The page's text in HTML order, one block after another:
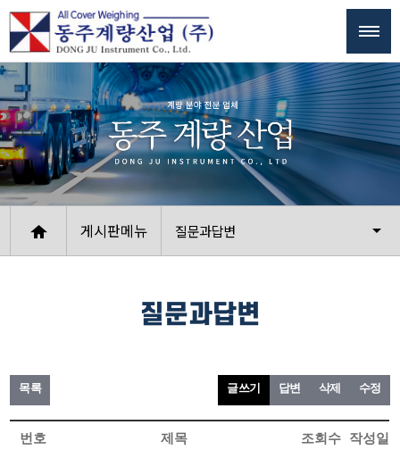
게시판메뉴 질문과답변
질문과답변
목록 수정
삭제
답변
글쓰기
번호 제목 조회수 작성일